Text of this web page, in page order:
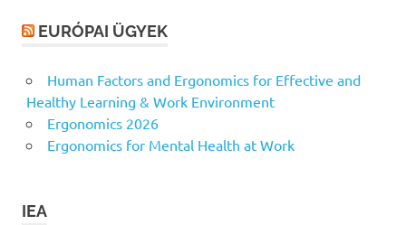
EURÓPAI ÜGYEK
Human Factors and Ergonomics for Effective and
Healthy Learning & Work Environment
Ergonomics 2026
Ergonomics for Mental Health at Work
IEA